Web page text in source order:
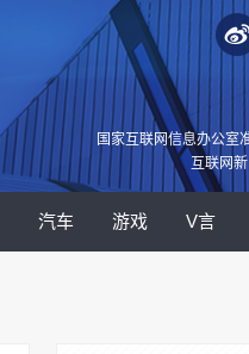
国家互联网信息办公室
互联网
汽车 游戏 V言